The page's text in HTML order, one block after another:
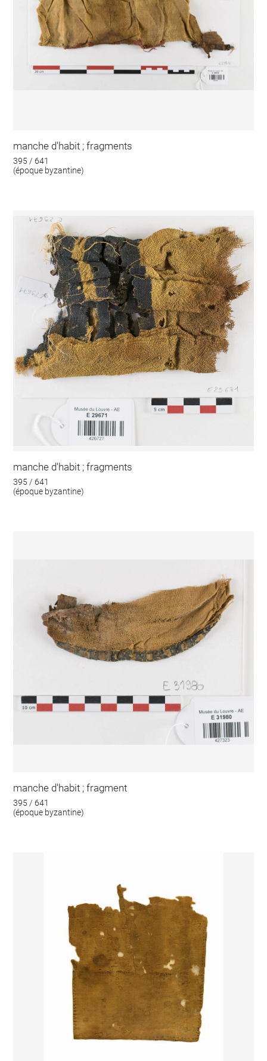
manche d'habit ; fragments
395 / 641
(époque byzantine)
manche d'habit ; fragments
395 / 641
(époque byzantine)
manche d'habit ; fragment
395 / 641
(époque byzantine)